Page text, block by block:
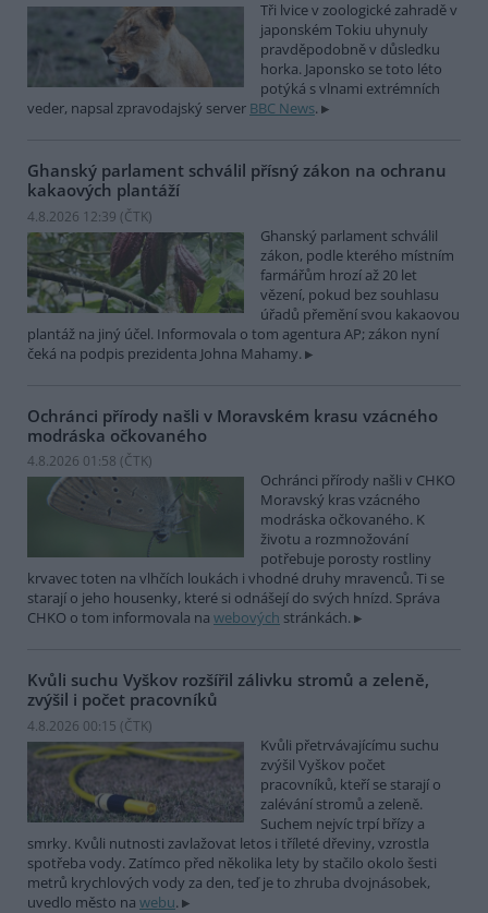
Tři lvice v zoologické zahradě v
japonském Tokiu uhynuly
pravděpodobně v důsledku
horka. Japonsko se toto léto
potýká s vlnami extrémních
veder, napsal zpravodajský server BBC News.
Ghanský parlament schválil přísný zákon na ochranu
kakaových plantáží
4.8.2026 12:39 (ČTK)
Ghanský parlament schválil
zákon, podle kterého místním
farmářům hrozí až 20 let
vězení, pokud bez souhlasu
úřadů přemění svou kakaovou
plantáž na jiný účel. Informovala o tom agentura AP; zákon nyní
čeká na podpis prezidenta Johna Mahamy.
Ochránci přírody našli v Moravském krasu vzácného
modráska očkovaného
4.8.2026 01:58 (ČTK)
Ochránci přírody našli v CHKO
Moravský kras vzácného
modráska očkovaného. K
životu a rozmnožování
potřebuje porosty rostliny
krvavec toten na vlhčích loukách i vhodné druhy mravenců. Ti se
starají o jeho housenky, které si odnášejí do svých hnízd. Správa
CHKO o tom informovala na webových stránkách.
Kvůli suchu Vyškov rozšířil zálivku stromů a zeleně,
zvýšil i počet pracovníků
4.8.2026 00:15 (ČTK)
Kvůli přetrvávajícímu suchu
zvýšil Vyškov počet
pracovníků, kteří se starají o
zalévání stromů a zeleně.
Suchem nejvíc trpí břízy a
smrky. Kvůli nutnosti zavlažovat letos i tříleté dřeviny, vzrostla
spotřeba vody. Zatímco před několika lety by stačilo okolo šesti
metrů krychlových vody za den, teď je to zhruba dvojnásobek,
uvedlo město na webu.